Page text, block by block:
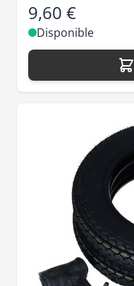
9,60 €
Disponible